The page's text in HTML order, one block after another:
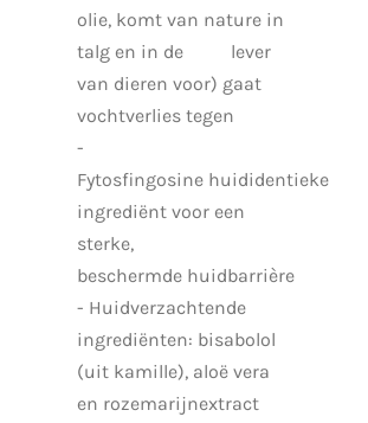
olie, komt van nature in
talg en in de lever
van dieren voor) gaat
vochtverlies tegen
-
Fytosfingosine huididentieke
ingrediënt voor een
sterke,
beschermde huidbarrière
- Huidverzachtende
ingrediënten: bisabolol
(uit kamille), aloë vera
en rozemarijnextract